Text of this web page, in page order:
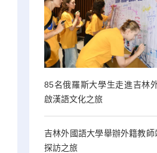
85名俄羅斯大學生走進吉林
啟漢語文化之旅
吉林外國語大學舉辦外籍教
探訪之旅